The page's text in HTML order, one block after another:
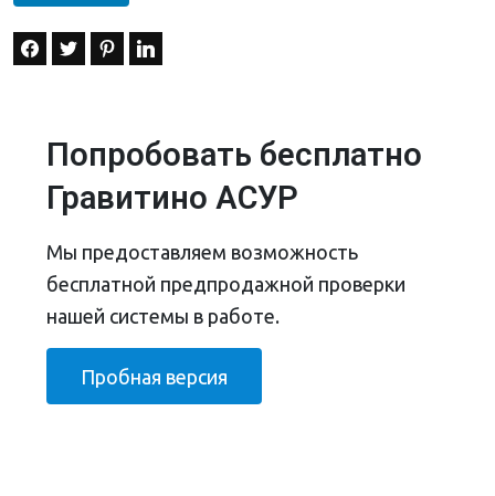
Попробовать бесплатно
Гравитино АСУР
Мы предоставляем возможность
бесплатной предпродажной проверки
нашей системы в работе.
Пробная версия